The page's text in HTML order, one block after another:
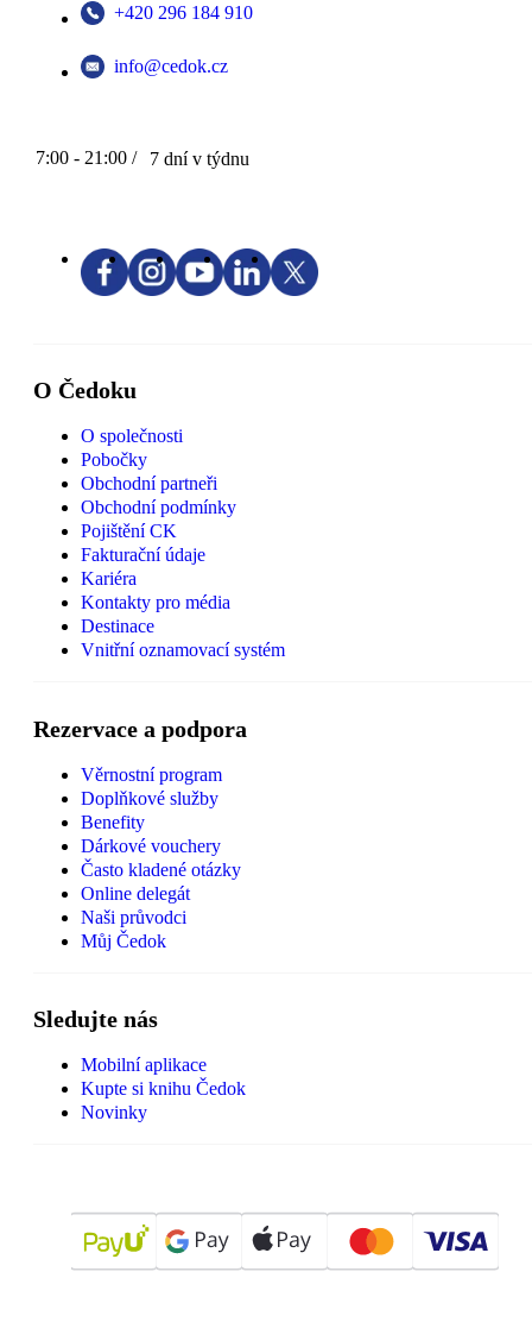
+420 296 184 910
info@cedok.cz
7:00 - 21:00 / 7 dní v týdnu
O Čedoku
O společnosti
Pobočky
Obchodní partneři
Obchodní podmínky
Pojištění CK
Fakturační údaje
Kariéra
Kontakty pro média
Destinace
Vnitřní oznamovací systém
Rezervace a podpora
Věrnostní program
Doplňkové služby
Benefity
Dárkové vouchery
Často kladené otázky
Online delegát
Naši průvodci
Můj Čedok
Sledujte nás
Mobilní aplikace
Kupte si knihu Čedok
Novinky